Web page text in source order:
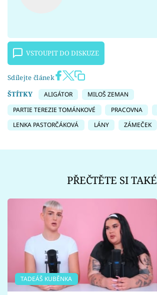
VSTOUPIT DO DISKUZE
Sdílejte článek
ŠTÍTKY
ALIGÁTOR
MILOŠ ZEMAN
PARTIE TEREZIE TOMÁNKOVÉ
PRACOVNA
LENKA PASTORČÁKOVÁ
LÁNY ZÁMEČEK
PŘEČTĚTE SI TAKÉ
TADEÁŠ KUBĚNKA